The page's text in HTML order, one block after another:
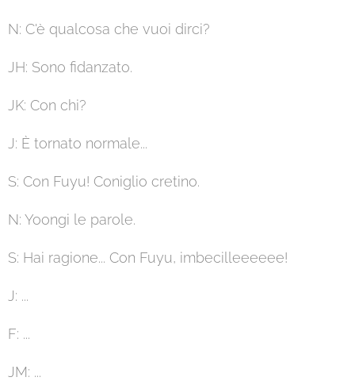
N: C'è qualcosa che vuoi dirci?
JH: Sono fidanzato.
JK: Con chi?
J: È tornato normale...
S: Con Fuyu! Coniglio cretino.
N: Yoongi le parole.
S: Hai ragione... Con Fuyu, imbecilleeeeee!
J: ...
F: ...
JM: ...